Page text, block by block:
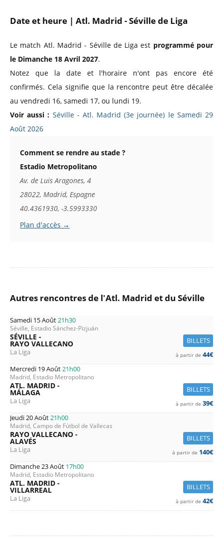
Date et heure | Atl. Madrid - Séville de Liga
Le match Atl. Madrid - Séville de Liga est programmé pour
le Dimanche 18 Avril 2027.
Notez que la date et l'horaire n'ont pas encore été
confirmés. Cela signifie que la rencontre peut être décalée
au vendredi 16, samedi 17, ou lundi 19.
Voir aussi : Séville - Atl. Madrid (3e journée) le Samedi 29
Août 2026
Comment se rendre au stade ?
Estadio Metropolitano
Av. de Luis Aragones, 4
28022, Madrid, Espagne
40.4361930, -3.5993330
Plan d'accès →
Autres rencontres de l'Atl. Madrid et du Séville
Samedi 15 Août21h30
Séville, Estadio Sánchez-Pizjuán
BILLETS
SÉVILLE -
RAYO VALLECANO
La Liga à partir de 44€
Mercredi 19 Août21h00
Madrid, Estadio Metropolitano
BILLETS
ATL. MADRID -
MÁLAGA
La Liga à partir de 39€
Jeudi 20 Août21h00
Madrid, Campo de Fútbol de Vallecas
BILLETS
RAYO VALLECANO -
ALAVÉS
La Liga à partir de 140€
Dimanche 23 Août 17h00
Madrid, Estadio Metropolitano
BILLETS
ATL. MADRID -
VILLARREAL
La Liga à partir de 42€